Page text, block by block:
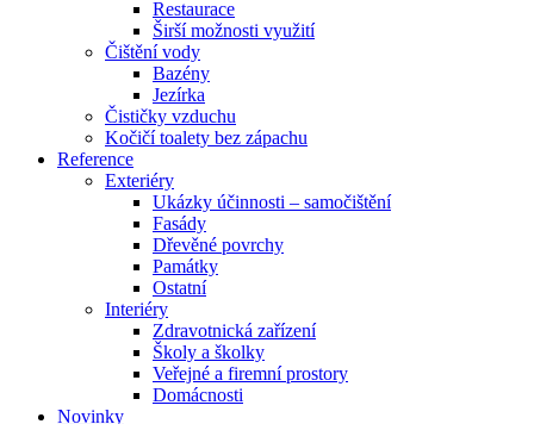
Restaurace
Širší možnosti využití
Čištění vody
Bazény
Jezírka
Čističky vzduchu
Kočičí toalety bez zápachu
Reference
Exteriéry
Ukázky účinnosti – samočištění
Fasády
Dřevěné povrchy
Památky
Ostatní
Interiéry
Zdravotnická zařízení
Školy a školky
Veřejné a firemní prostory
Domácnosti
Novinky